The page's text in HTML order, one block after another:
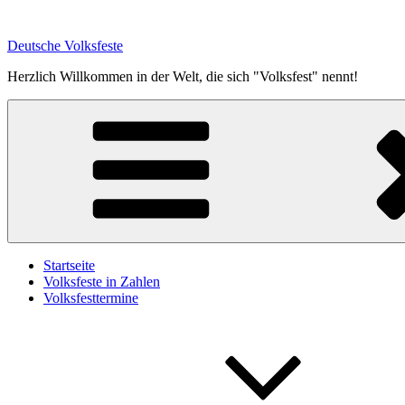
springen
Deutsche Volksfeste
Herzlich Willkommen in der Welt, die sich "Volksfest" nennt!
Startseite
Volksfeste in Zahlen
Volksfesttermine